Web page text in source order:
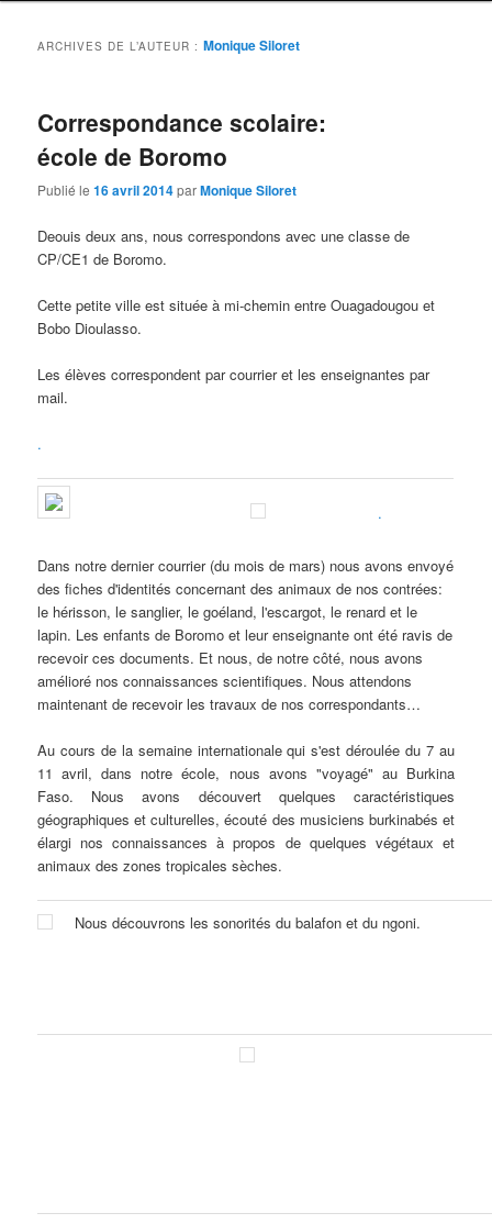
ARCHIVES DE L’AUTEUR : Monique Siloret
Correspondance scolaire:
école de Boromo
Publié le16 avril 2014parMonique Siloret
Deouis deux ans, nous correspondons avec une classe de
CP/CE1 de Boromo.
Cette petite ville est située à mi-chemin entre Ouagadougou et
Bobo Dioulasso.
Les élèves correspondent par courrier et les enseignantes par
mail.
.
.
Dans notre dernier courrier (du mois de mars) nous avons envoyé
des fiches d'identités concernant des animaux de nos contrées:
le hérisson, le sanglier, le goéland, l'escargot, le renard et le
lapin. Les enfants de Boromo et leur enseignante ont été ravis de
recevoir ces documents. Et nous, de notre côté, nous avons
amélioré nos connaissances scientifiques. Nous attendons
maintenant de recevoir les travaux de nos correspondants…
Au cours de la semaine internationale qui s'est déroulée du 7 au
11 avril, dans notre école, nous avons "voyagé" au Burkina
Faso. Nous avons découvert quelques caractéristiques
géographiques et culturelles, écouté des musiciens burkinabés et
élargi nos connaissances à propos de quelques végétaux et
animaux des zones tropicales sèches.
Nous découvrons les sonorités du balafon et du ngoni.